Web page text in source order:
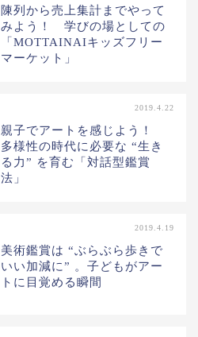
陳列から売上集計までやって
みよう！ 学びの場としての
「MOTTAINAIキッズフリー
マーケット」
2019.4.22
親子でアートを感じよう！
多様性の時代に必要な “生き
る力” を育む「対話型鑑賞
法」
2019.4.19
美術鑑賞は “ぶらぶら歩きで
いい加減に” 。子どもがアー
トに目覚める瞬間